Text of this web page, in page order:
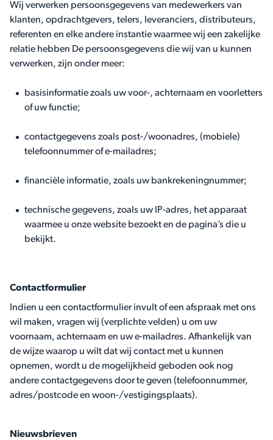
Wij verwerken persoonsgegevens van medewerkers van
klanten, opdrachtgevers, telers, leveranciers, distributeurs,
referenten en elke andere instantie waarmee wij een zakelijke
relatie hebben De persoonsgegevens die wij van u kunnen
verwerken, zijn onder meer:
basisinformatie zoals uw voor-, achternaam en voorletters
of uw functie;
contactgegevens zoals post-/woonadres, (mobiele)
telefoonnummer of e-mailadres;
financiële informatie, zoals uw bankrekeningnummer;
technische gegevens, zoals uw IP-adres, het apparaat
waarmee u onze website bezoekt en de pagina’s die u
bekijkt.
Contactformulier
Indien u een contactformulier invult of een afspraak met ons
wil maken, vragen wij (verplichte velden) u om uw
voornaam, achternaam en uw e-mailadres. Afhankelijk van
de wijze waarop u wilt dat wij contact met u kunnen
opnemen, wordt u de mogelijkheid geboden ook nog
andere contactgegevens door te geven (telefoonnummer,
adres/postcode en woon-/vestigingsplaats).
Nieuwsbrieven